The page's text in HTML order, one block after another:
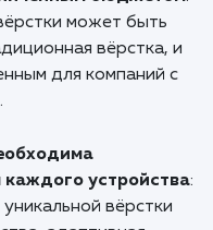
посещают сайт с
планшеты,
обеспечит
сайта для всех.
улучшить
дизайн
так как